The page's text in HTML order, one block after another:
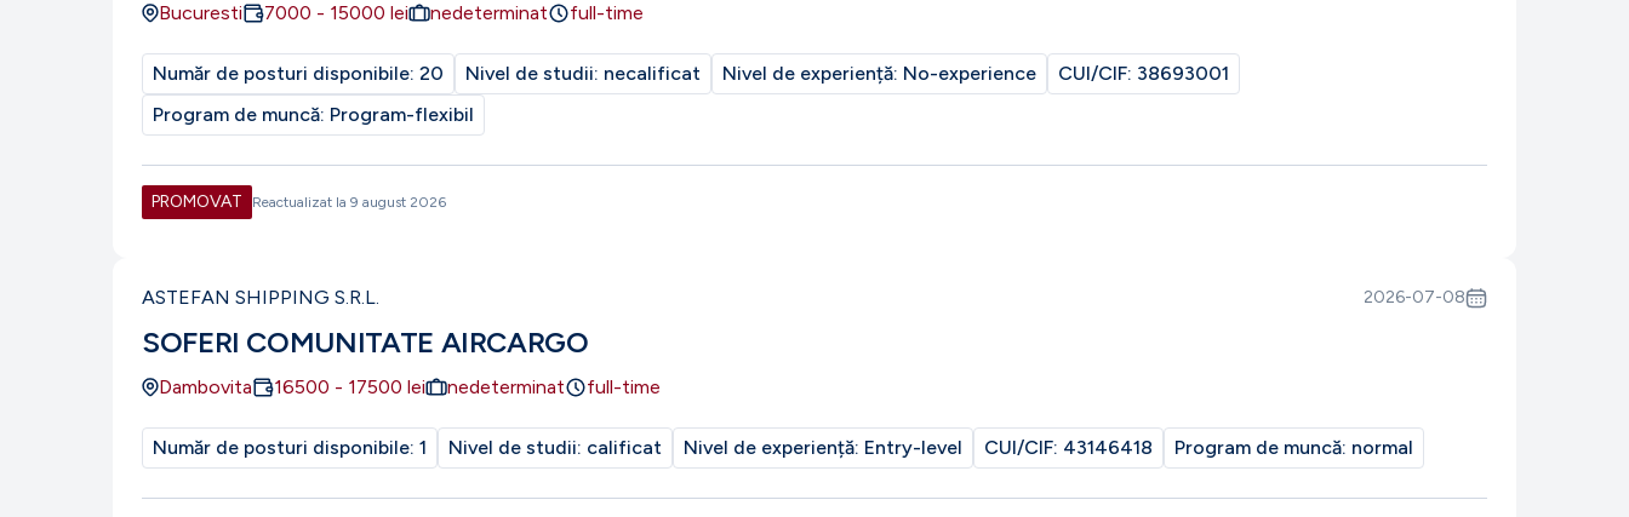
Bucuresti 7000 - 15000 lei nedeterminat full-time
Număr de posturi disponibile: 20 Nivel de studii: necalificat Nivel de experiență: No-experience CUI/CIF: 38693001
Program de muncă: Program-flexibil
PROMOVAT Reactualizat la 9 august 2026
ASTEFAN SHIPPING S.R.L. 2026-07-08
SOFERI COMUNITATE AIRCARGO
Dambovita 16500 - 17500 lei nedeterminat full-time
Număr de posturi disponibile: 1 Nivel de studii: calificat Nivel de experiență: Entry-level CUI/CIF: 43146418 Program de muncă: normal